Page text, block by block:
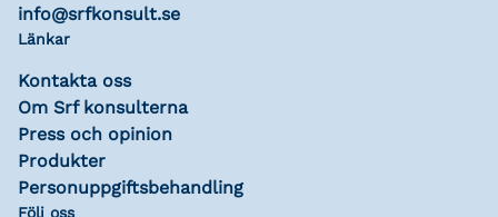
info@srfkonsult.se
Länkar
Kontakta oss
Om Srf konsulterna
Press och opinion
Produkter
Personuppgiftsbehandling
Följ oss